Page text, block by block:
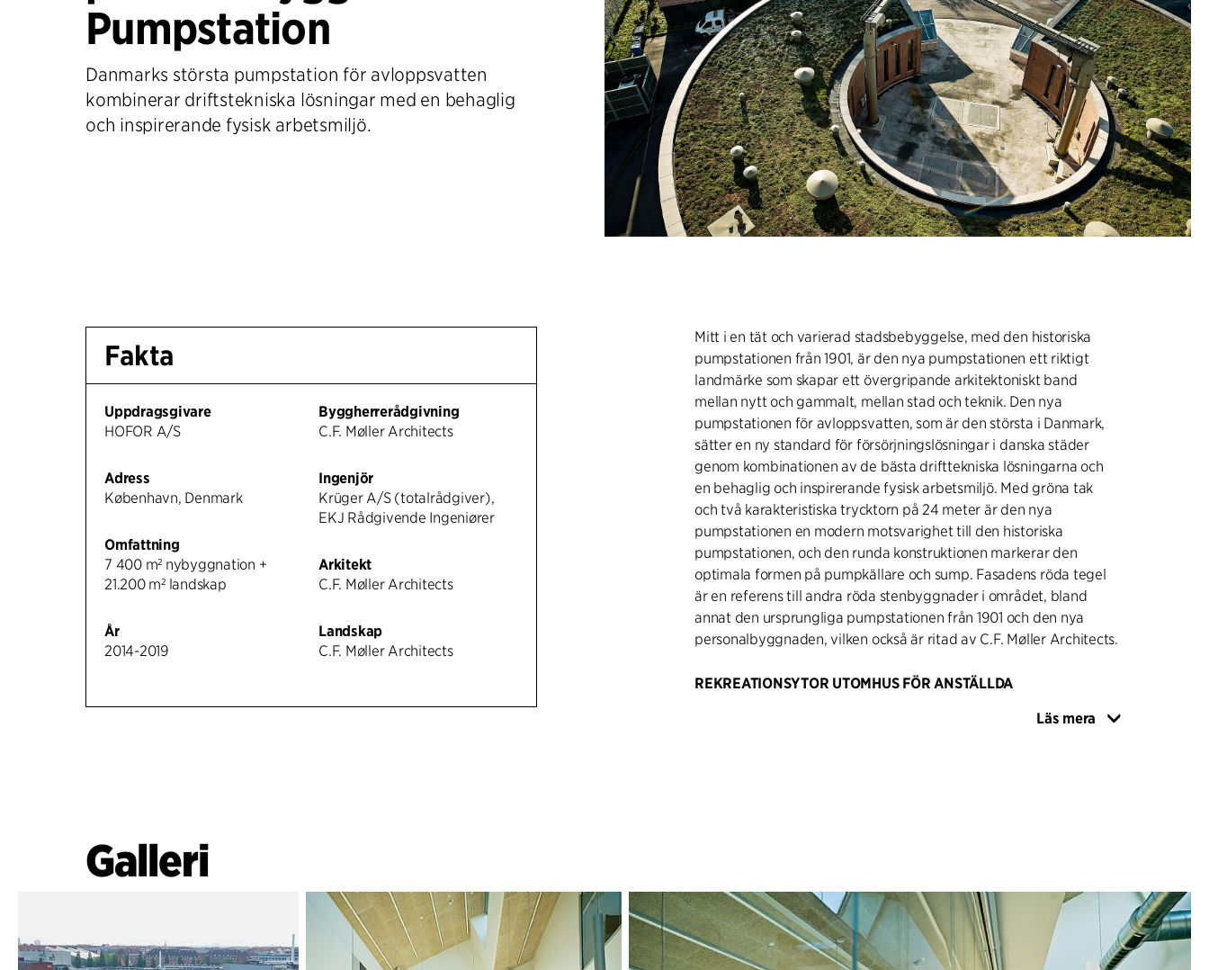
Pumpstation
Danmarks största pumpstation för avloppsvatten
kombinerar driftstekniska lösningar med en behaglig
och inspirerande fysisk arbetsmiljö.
Fakta
Uppdragsgivare
HOFOR A/S
Adress
København, Denmark
Omfattning
7 400 m² nybyggnation +
21.200 m² landskap
År
2014-2019
Byggherrerådgivning
C.F. Møller Architects
Ingenjör
Krüger A/S (totalrådgiver),
EKJ Rådgivende Ingeniører
Arkitekt
C.F. Møller Architects
Landskap
C.F. Møller Architects
Mitt i en tät och varierad stadsbebyggelse, med den historiska
pumpstationen från 1901, är den nya pumpstationen ett riktigt
landmärke som skapar ett övergripande arkitektoniskt band
mellan nytt och gammalt, mellan stad och teknik. Den nya
pumpstationen för avloppsvatten, som är den största i Danmark,
sätter en ny standard för försörjningslösningar i danska städer
genom kombinationen av de bästa drifttekniska lösningarna och
en behaglig och inspirerande fysisk arbetsmiljö. Med gröna tak
och två karakteristiska trycktorn på 24 meter är den nya
pumpstationen en modern motsvarighet till den historiska
pumpstationen, och den runda konstruktionen markerar den
optimala formen på pumpkällare och sump. Fasadens röda tegel
är en referens till andra röda stenbyggnader i området, bland
annat den ursprungliga pumpstationen från 1901 och den nya
personalbyggnaden, vilken också är ritad av C.F. Møller Architects.
REKREATIONSYTOR UTOMHUS FÖR ANSTÄLLDA
Byggnaden inrymmer 50 anställda som arbetar med hanteringen
söder och ger tillgång till en liten trädgård. För att framtidssäkra
området mot nederbörd har det investerats i en innovativ
regnvattenlösning, där regnvattnet från byggnadernas gröna tak
Läs mera
Galleri